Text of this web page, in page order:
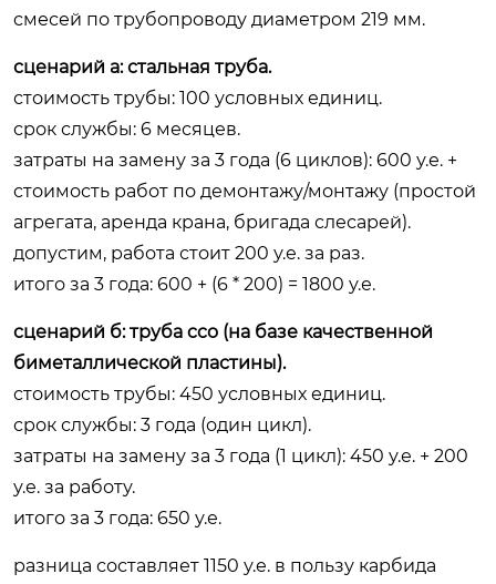
смесей по трубопроводу диаметром 219 мм.
сценарий а: стальная труба.
стоимость трубы: 100 условных единиц.
срок службы: 6 месяцев.
затраты на замену за 3 года (6 циклов): 600 у.е. +
стоимость работ по демонтажу/монтажу (простой
агрегата, аренда крана, бригада слесарей).
допустим, работа стоит 200 у.е. за раз.
итого за 3 года: 600 + (6 * 200) = 1800 у.е.
сценарий б: труба cco (на базе качественной
биметаллической пластины).
стоимость трубы: 450 условных единиц.
срок службы: 3 года (один цикл).
затраты на замену за 3 года (1 цикл): 450 у.е. + 200
у.е. за работу.
итого за 3 года: 650 у.е.
разница составляет 1150 у.е. в пользу карбида